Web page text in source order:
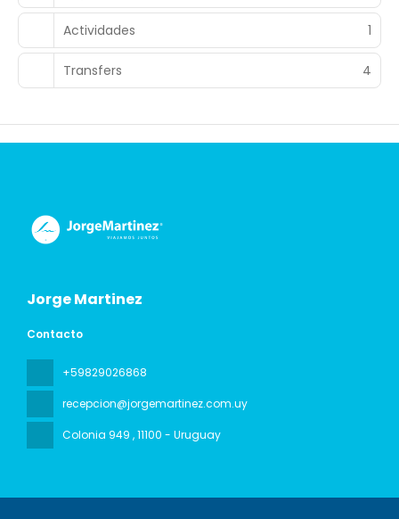
Actividades 1
Transfers 4
Jorge Martinez
Contacto
+59829026868
recepcion@jorgemartinez.com.uy
Colonia 949 , 11100 - Uruguay